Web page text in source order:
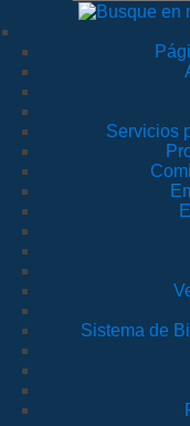
Servicios
Sistema de